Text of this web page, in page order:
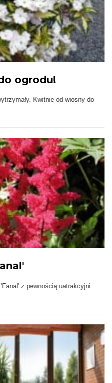
ogrodu!
Kwitnie od wiosny do
z pewnością uatrakcyjni